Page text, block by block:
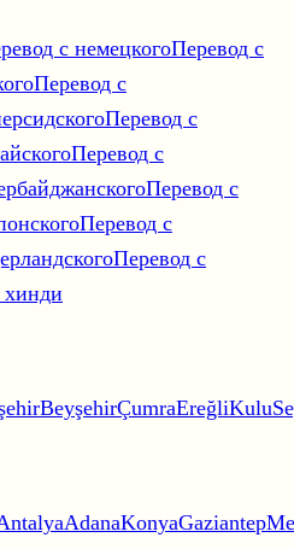
с немецкогоПеревод с
Перевод с
Перевод с
Перевод с
Перевод с
Перевод с
Перевод с
хинди
BeyşehirÇumraEreğliKulu
AdanaKonyaGaziantep